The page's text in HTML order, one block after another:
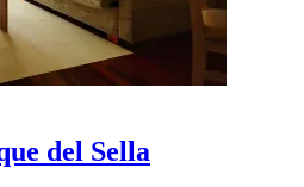
del Sella